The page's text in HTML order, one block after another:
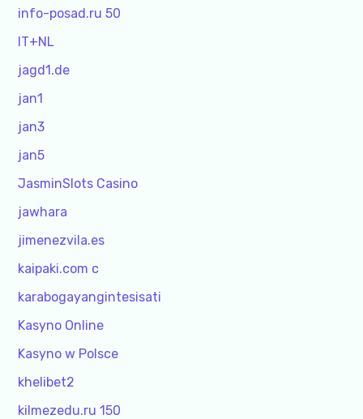
info-posad.ru 50
IT+NL
jagd1.de
jan1
jan3
jan5
JasminSlots Casino
jawhara
jimenezvila.es
kaipaki.com c
karabogayangintesisati
Kasyno Online
Kasyno w Polsce
khelibet2
kilmezedu.ru 150